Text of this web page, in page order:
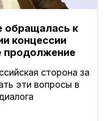
обращалась к
концессии
сторона за
эти вопросы в